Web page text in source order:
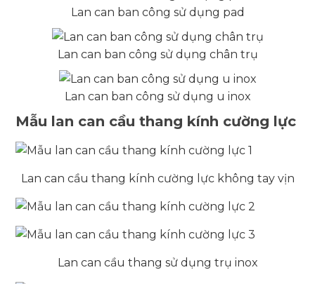
Lan can ban công sử dụng pad
Lan can ban công sử dụng chân trụ
Lan can ban công sử dụng u inox
Mẫu lan can cầu thang kính cường lực
Lan can cầu thang kính cường lực không tay vịn
Lan can cầu thang sử dụng trụ inox